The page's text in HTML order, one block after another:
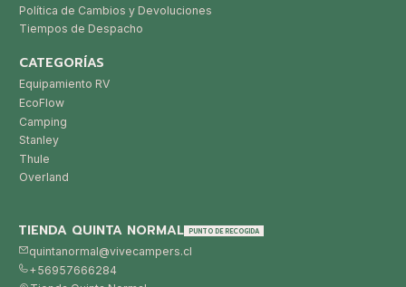
Política de Cambios y Devoluciones
Tiempos de Despacho
CATEGORÍAS
Equipamiento RV
EcoFlow
Camping
Stanley
Thule
Overland
TIENDA QUINTA NORMAL PUNTO DE RECOGIDA
quintanormal@vivecampers.cl
+56957666284